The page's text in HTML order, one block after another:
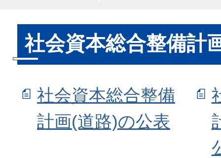
社会資本総合整備計
社会資本総合整備
計画(道路)の公表